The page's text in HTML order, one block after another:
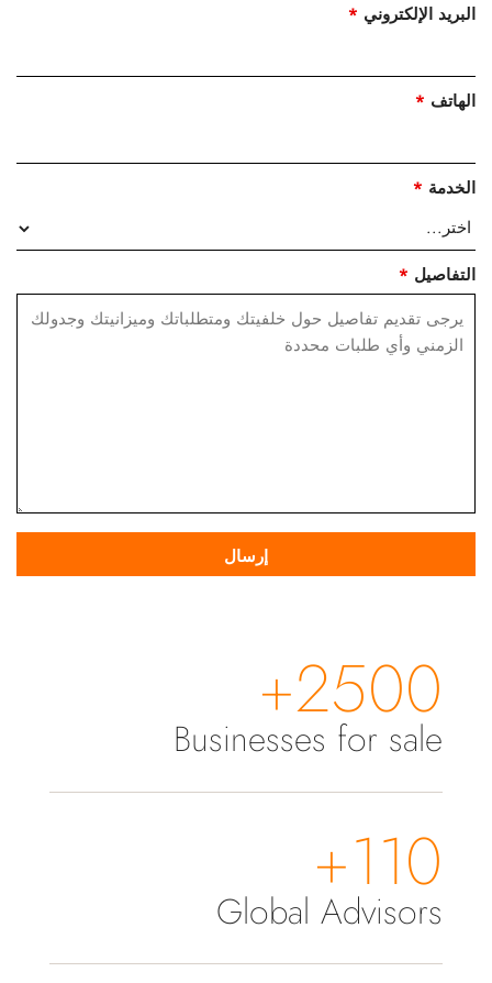
البريد الإلكتروني *
الهاتف *
الخدمة *
التفاصيل *
2500+
Businesses for sale
110+
Global Advisors